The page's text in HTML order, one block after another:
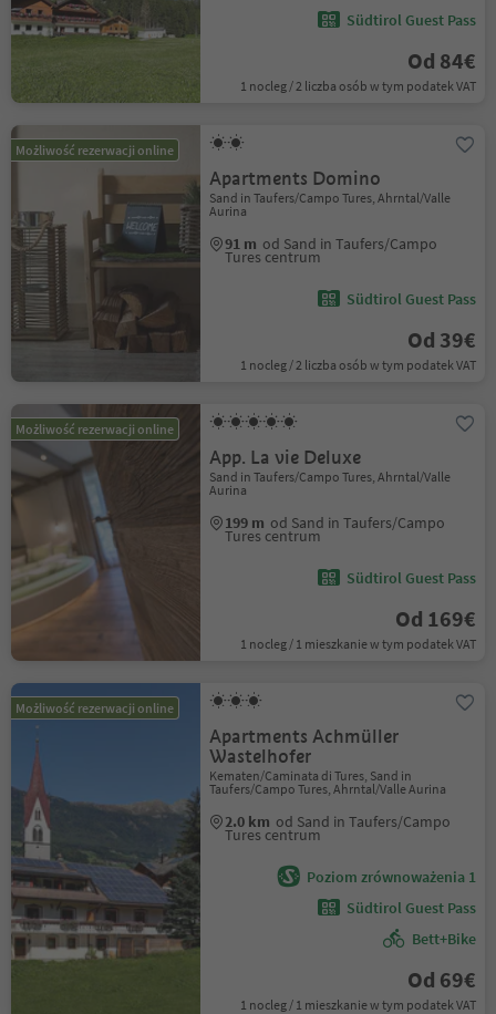
Südtirol Guest Pass
Od 84€
1 nocleg / 2 liczba osób w tym podatek VAT
Możliwość rezerwacji online
Apartments Domino
Sand in Taufers/Campo Tures, Ahrntal/Valle
Aurina
91 m od Sand in Taufers/Campo
Tures centrum
Südtirol Guest Pass
Od 39€
1 nocleg / 2 liczba osób w tym podatek VAT
Możliwość rezerwacji online
App. La vie Deluxe
Sand in Taufers/Campo Tures, Ahrntal/Valle
Aurina
199 m od Sand in Taufers/Campo
Tures centrum
Südtirol Guest Pass
Od 169€
1 nocleg / 1 mieszkanie w tym podatek VAT
Możliwość rezerwacji online
Apartments Achmüller
Wastelhofer
Kematen/Caminata di Tures, Sand in
Taufers/Campo Tures, Ahrntal/Valle Aurina
2.0 km od Sand in Taufers/Campo
Tures centrum
Poziom zrównoważenia 1
Südtirol Guest Pass
Bett+Bike
Od 69€
1 nocleg / 1 mieszkanie w tym podatek VAT